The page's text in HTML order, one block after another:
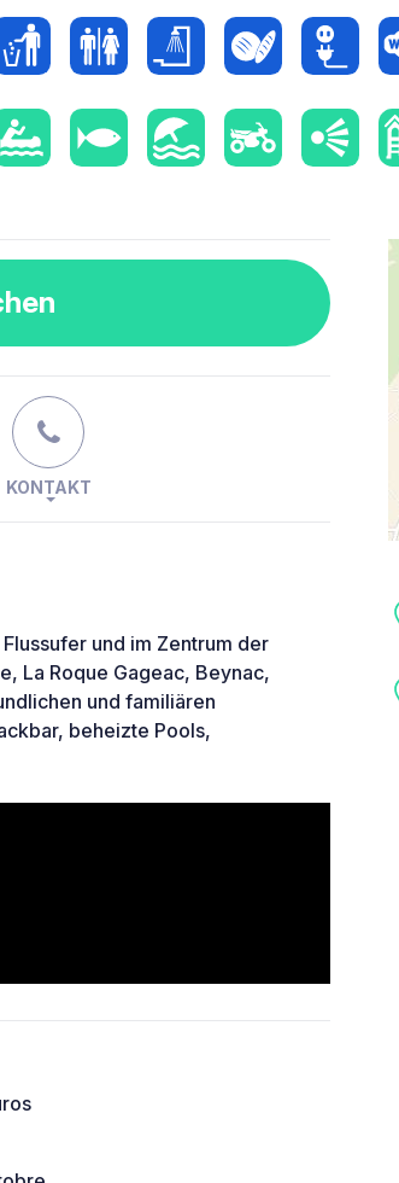
KONTAKT
und im Zentrum der
La Roque Gageac, Beynac,
und familiären
beheizte Pools,